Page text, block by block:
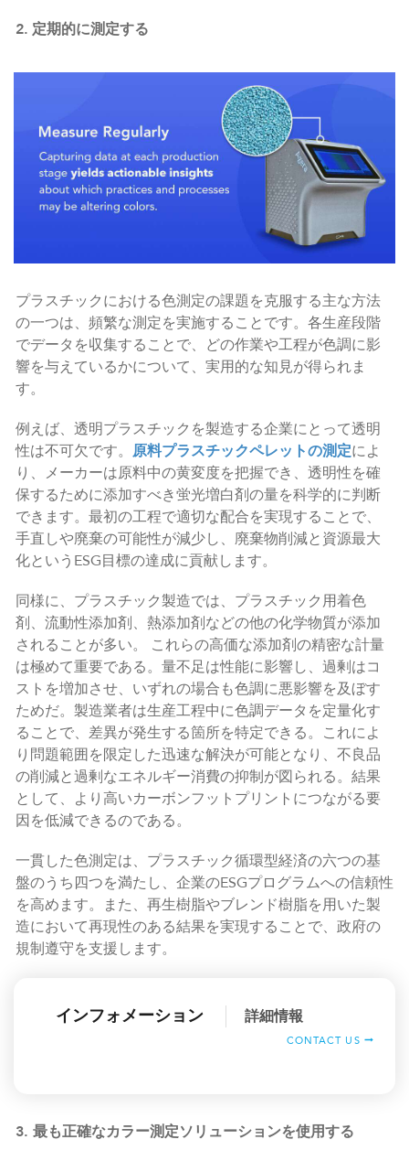
2. 定期的に測定する
プラスチックにおける色測定の課題を克服する主な方法
の一つは、頻繁な測定を実施することです。各生産段階
でデータを収集することで、どの作業や工程が色調に影
響を与えているかについて、実用的な知見が得られま
す。
例えば、透明プラスチックを製造する企業にとって透明
性は不可欠です。 原料プラスチックペレットの測定によ
り、メーカーは原料中の黄変度を把握でき、透明性を確
保するために添加すべき蛍光増白剤の量を科学的に判断
できます。最初の工程で適切な配合を実現することで、
手直しや廃棄の可能性が減少し、廃棄物削減と資源最大
化というESG目標の達成に貢献します。
同様に、プラスチック製造では、プラスチック用着色
剤、流動性添加剤、熱添加剤などの他の化学物質が添加
されることが多い。 これらの高価な添加剤の精密な計量
は極めて重要である。量不足は性能に影響し、過剰はコ
ストを増加させ、いずれの場合も色調に悪影響を及ぼす
ためだ。製造業者は生産工程中に色調データを定量化す
ることで、差異が発生する箇所を特定できる。これによ
り問題範囲を限定した迅速な解決が可能となり、不良品
の削減と過剰なエネルギー消費の抑制が図られる。結果
として、より高いカーボンフットプリントにつながる要
因を低減できるのである。
一貫した色測定は、プラスチック循環型経済の六つの基
盤のうち四つを満たし、企業のESGプログラムへの信頼性
を高めます。また、再生樹脂やブレンド樹脂を用いた製
造において再現性のある結果を実現することで、政府の
規制遵守を支援します。
インフォメーション 詳細情報
CONTACT US
3. 最も正確なカラー測定ソリューションを使用する